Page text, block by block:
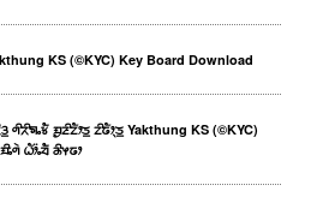
KS (©KYC) Key Board Download
ᤛᤡᤖᤡᤈᤱᤃᤠ ᤀᤢᤏᤡᤁᤥᤍ᤻ ᤁᤡᤒᤥᤷᤍ᤻ Yakthung KS (©KYC)
ᤐᤥ᤺ᤱᤔᤠ ᤌᤡᤶᤒᤣ